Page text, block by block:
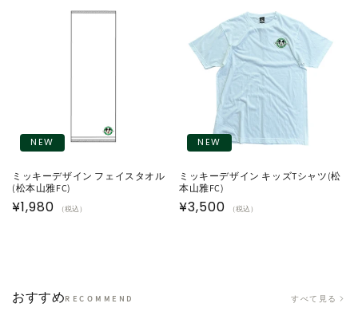
NEW
ミッキーデザイン フェイスタオル
(松本山雅FC)
通
¥1,980 （税込）
NEW
ミッキーデザイン キッズTシャツ(松
本山雅FC)
通
¥3,500 （税込）
おすすめRECOMMEND すべて見る